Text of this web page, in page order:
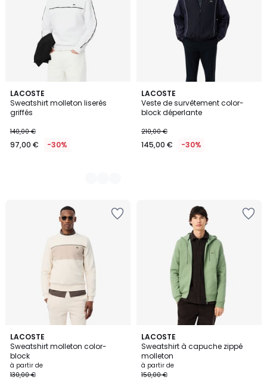
LACOSTE
Sweatshirt molleton liserés
griffés
140,00 €
97,00 € -30%
3
Couleurs
LACOSTE
Veste de survêtement color-
block déperlante
210,00 €
145,00 € -30%
LACOSTE
Sweatshirt molleton color-
block
à partir de
130,00 €
3
Couleurs
LACOSTE
Sweatshirt à capuche zippé
molleton
à partir de
150,00 €
5
Couleurs